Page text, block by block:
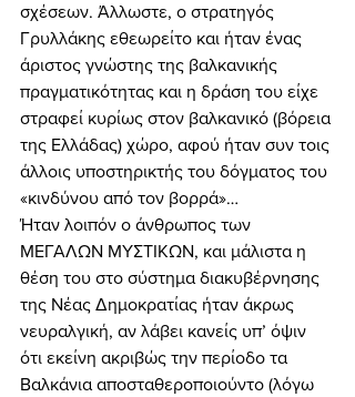
σχέσεων. Άλλωστε, ο στρατηγός
Γρυλλάκης εθεωρείτο και ήταν ένας
άριστος γνώστης της βαλκανικής
πραγματικότητας και η δράση του είχε
στραφεί κυρίως στον βαλκανικό (βόρεια
της Ελλάδας) χώρο, αφού ήταν συν τοις
άλλοις υποστηρικτής του δόγματος του
«κινδύνου από τον βορρά»…
Ήταν λοιπόν ο άνθρωπος των
ΜΕΓΑΛΩΝ ΜΥΣΤΙΚΩΝ, και μάλιστα η
θέση του στο σύστημα διακυβέρνησης
της Νέας Δημοκρατίας ήταν άκρως
νευραλγική, αν λάβει κανείς υπ’ όψιν
ότι εκείνη ακριβώς την περίοδο τα
Βαλκάνια αποσταθεροποιούντο (λόγω